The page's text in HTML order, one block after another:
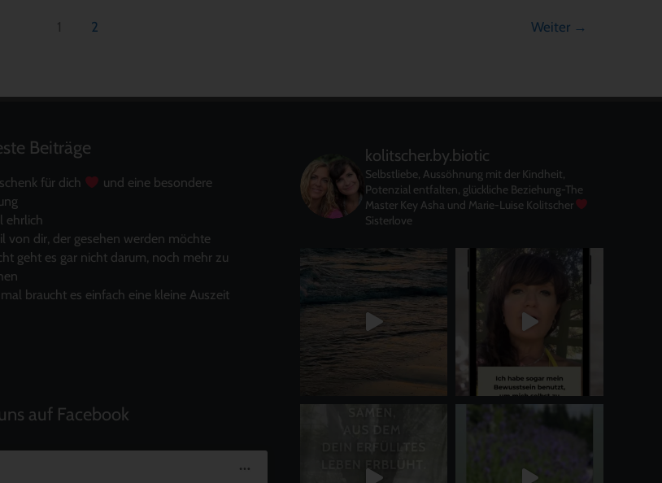
1 2 Weiter →
Beiträge
für dich
und eine besondere
ehrlich
von dir, der gesehen werden möchte
geht es gar nicht darum, noch mehr zu
braucht es einfach eine kleine Auszeit
auf Facebook
kolitscher.by.biotic
Selbstliebe, Aussöhnung mit der Kindheit,
Potenzial entfalten, glückliche Beziehung-The
Master KeyAsha und Marie-Luise Kolitscher
Sisterlove